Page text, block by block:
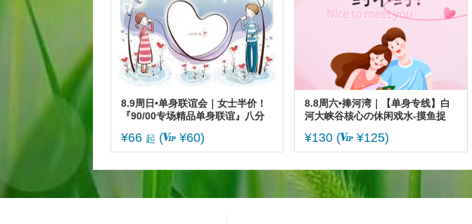
8.9周日•单身联谊会｜女士半价！
『90/00专场精品单身联谊』八分
你严把第一关
¥66 起 ( ¥60)
8.8周六•捧河湾｜【单身专线】白
河大峡谷核心の休闲戏水-摸鱼捉
凉密云行
¥130 ( ¥125)